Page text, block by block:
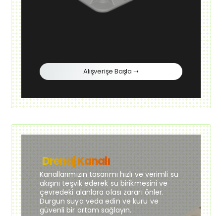
Alışverişe Başla ➝
Drenaj Kanalı
Kanallarımızın tasarımı hızlı ve verimli su
akışını teşvik ederek su birikmesini ve
çevredeki alanlara olası zararı önler.
Durgun suya veda edin ve kuru ve
güvenli bir ortam sağlayın.